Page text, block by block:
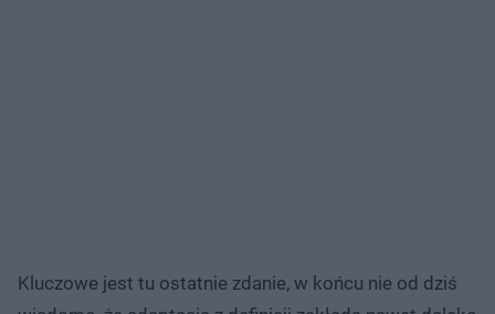
Kluczowe jest tu ostatnie zdanie, w końcu nie od dziś